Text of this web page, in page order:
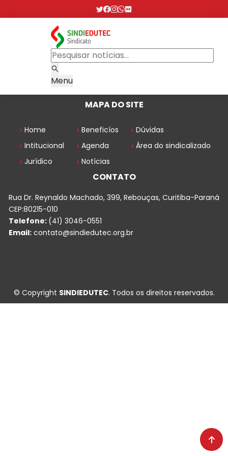
Menu
MAPA DO SITE
Home
Intitucional
Jurídico
Beneficíos
Agenda
Notícias
Dúvidas
Área do sindicalizado
CONTATO
Rua Dr. Reynaldo Machado, 399, Rebouças, Curitiba-Paraná
CEP:80215-010
Telefone: (41) 3046-0551
Email: contato@sindiedutec.org.br
© Copyright SINDIEDUTEC. Todos os direitos reservados.